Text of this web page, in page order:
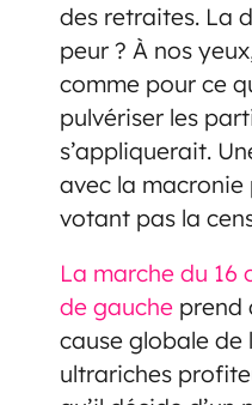
des retraites. La
peur ? À nos
comme pour ce
pulvériser les
s’appliquerait.
avec la macronie
votant pas la
La marche du 16
de gauche prend
cause globale de
ultrariches